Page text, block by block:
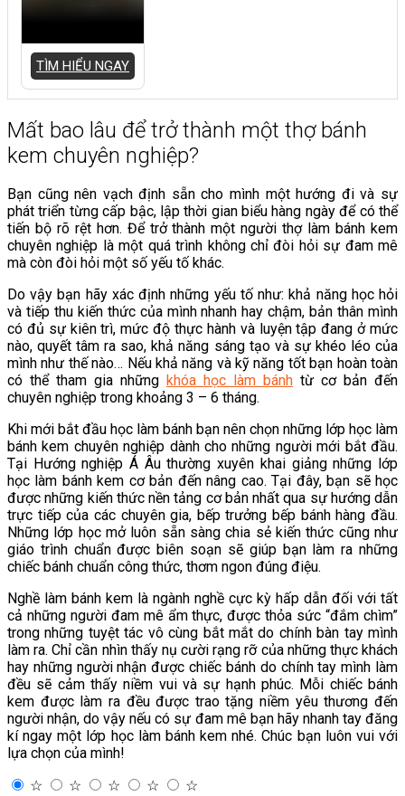
TÌM HIỂU NGAY
Mất bao lâu để trở thành một thợ bánh
kem chuyên nghiệp?
Bạn cũng nên vạch định sẵn cho mình một hướng đi và sự
phát triển từng cấp bậc, lập thời gian biểu hàng ngày để có thể
tiến bộ rõ rệt hơn. Để trở thành một người thợ làm bánh kem
chuyên nghiệp là một quá trình không chỉ đòi hỏi sự đam mê
mà còn đòi hỏi một số yếu tố khác.
Do vậy bạn hãy xác định những yếu tố như: khả năng học hỏi
và tiếp thu kiến thức của mình nhanh hay chậm, bản thân mình
có đủ sự kiên trì, mức độ thực hành và luyện tập đang ở mức
nào, quyết tâm ra sao, khả năng sáng tạo và sự khéo léo của
mình như thế nào… Nếu khả năng và kỹ năng tốt bạn hoàn toàn
có thể tham gia những khóa học làm bánh từ cơ bản đến
chuyên nghiệp trong khoảng 3 – 6 tháng.
Khi mới bắt đầu học làm bánh bạn nên chọn những lớp học làm
bánh kem chuyên nghiệp dành cho những người mới bắt đầu.
Tại Hướng nghiệp Á Âu thường xuyên khai giảng những lớp
học làm bánh kem cơ bản đến nâng cao. Tại đây, bạn sẽ học
được những kiến thức nền tảng cơ bản nhất qua sự hướng dẫn
trực tiếp của các chuyên gia, bếp trưởng bếp bánh hàng đầu.
Những lớp học mở luôn sẵn sàng chia sẻ kiến thức cũng như
giáo trình chuẩn được biên soạn sẽ giúp bạn làm ra những
chiếc bánh chuẩn công thức, thơm ngon đúng điệu.
Nghề làm bánh kem là ngành nghề cực kỳ hấp dẫn đối với tất
cả những người đam mê ẩm thực, được thỏa sức “đắm chìm”
trong những tuyệt tác vô cùng bắt mắt do chính bàn tay mình
làm ra. Chỉ cần nhìn thấy nụ cười rạng rỡ của những thực khách
hay những người nhận được chiếc bánh do chính tay mình làm
đều sẽ cảm thấy niềm vui và sự hạnh phúc. Mỗi chiếc bánh
kem được làm ra đều được trao tặng niềm yêu thương đến
người nhận, do vậy nếu có sự đam mê bạn hãy nhanh tay đăng
kí ngay một lớp học làm bánh kem nhé. Chúc bạn luôn vui với
lựa chọn của mình!
☆
☆ ☆ ☆
☆